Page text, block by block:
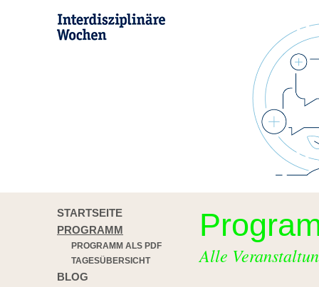
STARTSEITE
PROGRAMM
PROGRAMM ALS PDF
TAGESÜBERSICHT
BLOG
Alle